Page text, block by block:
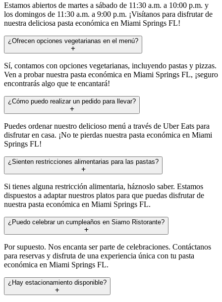
Estamos abiertos de martes a sábado de 11:30 a.m. a 10:00 p.m. y
los domingos de 11:30 a.m. a 9:00 p.m. ¡Visítanos para disfrutar de
nuestra deliciosa pasta económica en Miami Springs FL!
¿Ofrecen opciones vegetarianas en el menú?
Sí, contamos con opciones vegetarianas, incluyendo pastas y pizzas.
Ven a probar nuestra pasta económica en Miami Springs FL, ¡seguro
encontrarás algo que te encantará!
¿Cómo puedo realizar un pedido para llevar?
Puedes ordenar nuestro delicioso menú a través de Uber Eats para
disfrutar en casa. ¡No te pierdas nuestra pasta económica en Miami
Springs FL!
¿Sienten restricciones alimentarias para las pastas?
Si tienes alguna restricción alimentaria, háznoslo saber. Estamos
dispuestos a adaptar nuestros platos para que puedas disfrutar de
nuestra pasta económica en Miami Springs FL.
¿Puedo celebrar un cumpleaños en Siamo Ristorante?
Por supuesto. Nos encanta ser parte de celebraciones. Contáctanos
para reservas y disfruta de una experiencia única con tu pasta
económica en Miami Springs FL.
¿Hay estacionamiento disponible?